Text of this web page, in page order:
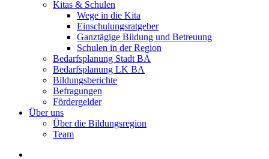
Kitas & Schulen
Wege in die Kita
Einschulungsratgeber
Ganztägige Bildung und Betreuung
Schulen in der Region
Bedarfsplanung Stadt BA
Bedarfsplanung LK BA
Bildungsberichte
Befragungen
Förder­gelder
Über uns
Über die Bildungsregion
Team